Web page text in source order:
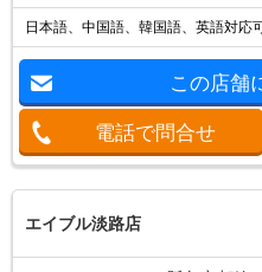
日本語、中国語、韓国語、英語対応
この店舗
電話で問合せ
エイブル淡路店